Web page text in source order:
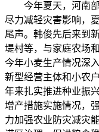
今年夏天，河南部
尽力减轻灾害影响，
尾声。韩俊先后来到
堤村等，与家庭农场
今年小麦生产情况深
新型经营主体和小农
年来扎实推进种业振
增产措施实施情况，
力加强农业防灾减灾